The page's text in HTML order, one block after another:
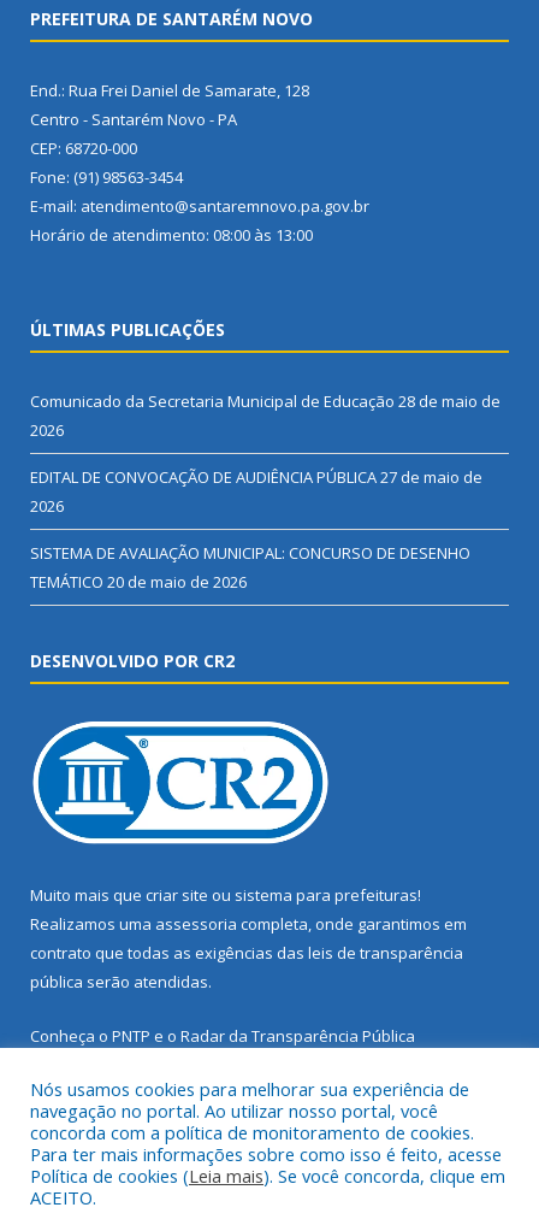
PREFEITURA DE SANTARÉM NOVO
End.: Rua Frei Daniel de Samarate, 128
Centro - Santarém Novo - PA
CEP: 68720-000
Fone: (91) 98563-3454
E-mail: atendimento@santaremnovo.pa.gov.br
Horário de atendimento: 08:00 às 13:00
ÚLTIMAS PUBLICAÇÕES
Comunicado da Secretaria Municipal de Educação 28 de maio de
2026
EDITAL DE CONVOCAÇÃO DE AUDIÊNCIA PÚBLICA27 de maio de
2026
SISTEMA DE AVALIAÇÃO MUNICIPAL: CONCURSO DE DESENHO
TEMÁTICO 20 de maio de 2026
DESENVOLVIDO POR CR2
Muito mais que criar site ou sistema para prefeituras!
Realizamos uma assessoria completa, onde garantimos em
contrato que todas as exigências das leis de transparência
pública serão atendidas.
Conheça o PNTP e o Radar da Transparência Pública
Todos os direitos reservados a Prefeitura Municipal de Santarém
Novo.
Nós usamos cookies para melhorar sua experiência de
navegação no portal. Ao utilizar nosso portal, você
concorda com a política de monitoramento de cookies.
Para ter mais informações sobre como isso é feito, acesse
Política de cookies (Leia mais). Se você concorda, clique em
ACEITO.